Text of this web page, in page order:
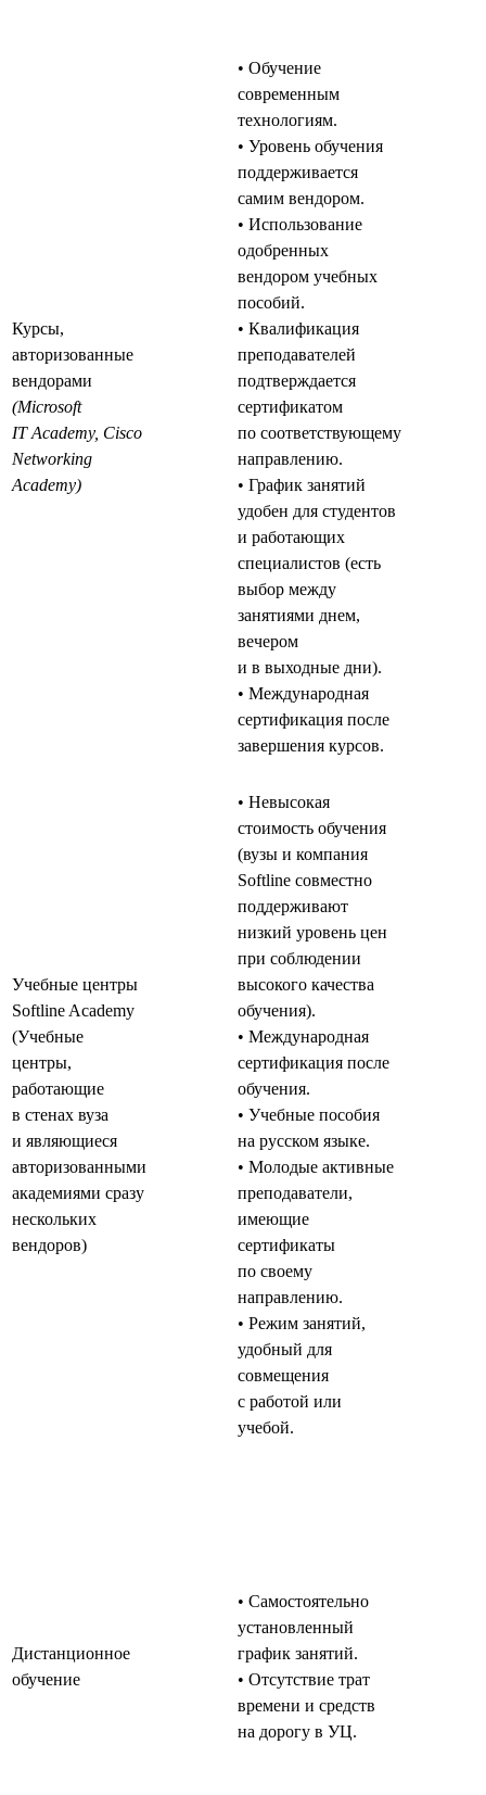
Курсы,
авторизованные
вендорами
(Microsoft
IT Academy, Cisco
Networking
Academy)
• Обучение
современным
технологиям.
• Уровень обучения
поддерживается
самим вендором.
• Использование
одобренных
вендором учебных
пособий.
• Квалификация
преподавателей
подтверждается
сертификатом
по соответствующему
направлению.
• График занятий
удобен для студентов
и работающих
специалистов (есть
выбор между
занятиями днем,
вечером
и в выходные дни).
• Международная
сертификация после
завершения курсов.
Учебные центры
Softline Academy
(Учебные
центры,
работающие
в стенах вуза
и являющиеся
авторизованными
академиями сразу
нескольких
вендоров)
• Невысокая
стоимость обучения
(вузы и компания
Softline совместно
поддерживают
низкий уровень цен
при соблюдении
высокого качества
обучения).
• Международная
сертификация после
обучения.
• Учебные пособия
на русском языке.
• Молодые активные
преподаватели,
имеющие
сертификаты
по своему
направлению.
• Режим занятий,
удобный для
совмещения
с работой или
учебой.
Дистанционное
обучение
• Самостоятельно
установленный
график занятий.
• Отсутствие трат
времени и средств
на дорогу в УЦ.